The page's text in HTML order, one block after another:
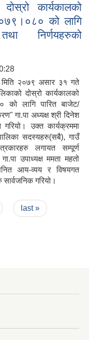
दोस्रो कार्यकालको
को लागि
निर्णयहरुको
मिति २०७९ असार ३१ गते
दोस्रो कार्यकालको
लागि पारित बाजेट/
गा.पा अध्यक्ष श्री दिनेश
गरियो। उक्त कार्यक्रममा
सदस्यहरु(सबै), गाउँ
लगायत सम्पूर्ण
उपाध्यक्ष ममता महतो
आय-व्यय र विषयगत
गरियो।
२०७९।०८० को लागि पारित
सार्वजनिकिकरण
last »